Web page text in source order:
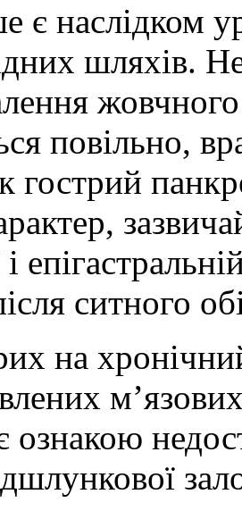
є наслідком
шляхів.
повільно,
гострий
і
ситного
на